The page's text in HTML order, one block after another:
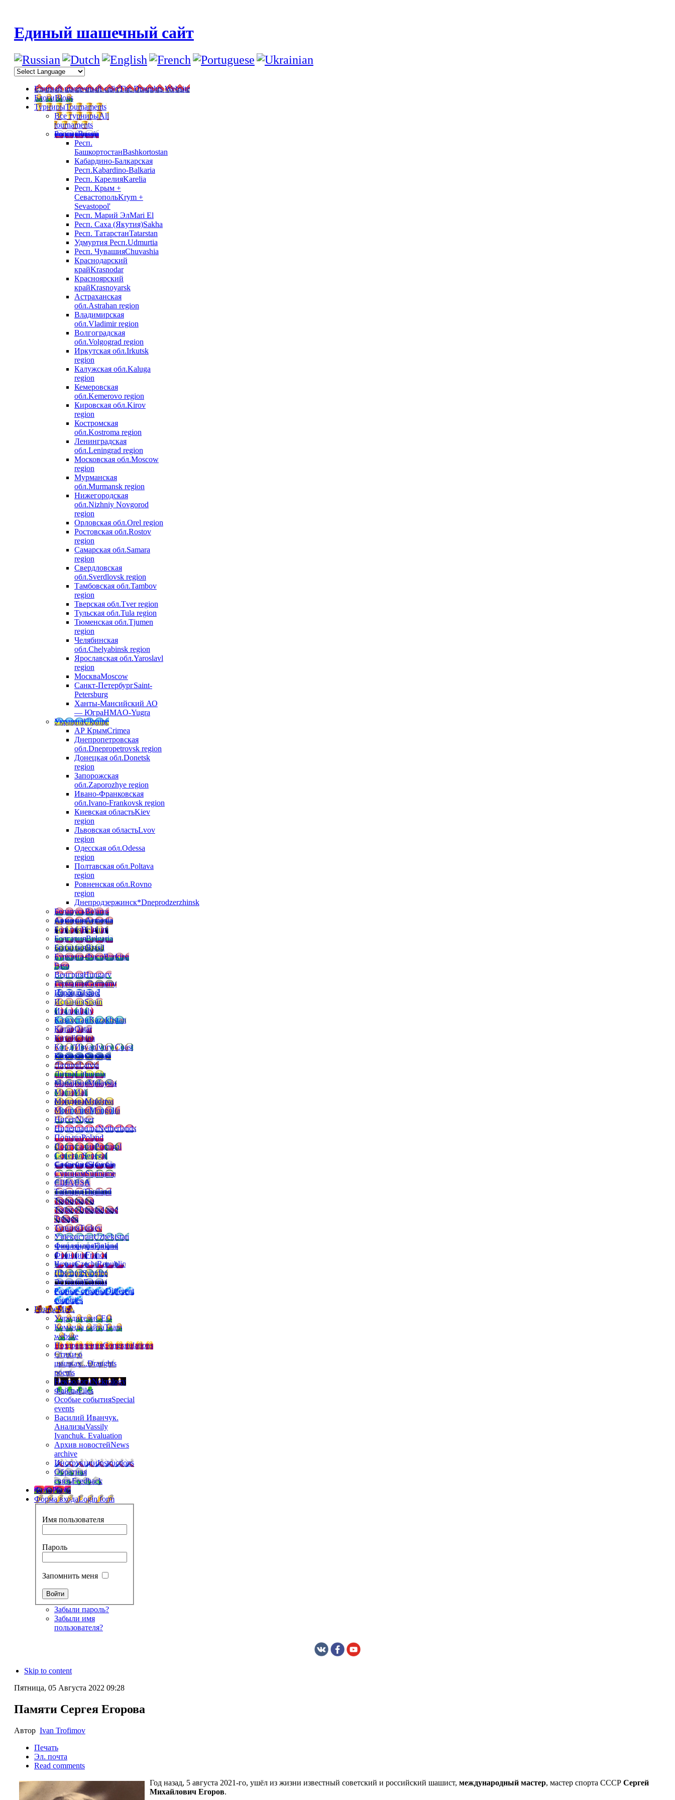
Единый шашечный сайт
Единый шашечный сайтThe Draughts Website
БлогиBlogs
ТурнирыTournaments
Все турнирыAll
tournaments
РоссияRussia
Респ.
БашкортостанBashkortostan
Кабардино-Балкарская
Респ.Kabardino-Balkaria
Респ. КарелияKarelia
Респ. Крым +
СевастопольKrym +
Sevastopol'
Респ. Марий ЭлMari El
Респ. Саха (Якутия)Sakha
Респ. ТатарстанTatarstan
Удмуртия Респ.Udmurtia
Респ. ЧувашияChuvashia
Краснодарский
крайKrasnodar
Красноярский
крайKrasnoyarsk
Астраханская
обл.Astrahan region
Владимирская
обл.Vladimir region
Волгоградская
обл.Volgograd region
Иркутская обл.Irkutsk
region
Калужская обл.Kaluga
region
Кемеровская
обл.Kemerovo region
Кировская обл.Kirov
region
Костромская
обл.Kostroma region
Ленинградская
обл.Leningrad region
Московская обл.Moscow
region
Мурманская
обл.Murmansk region
Нижегородская
обл.Nizhniy Novgorod
region
Орловская обл.Orel region
Ростовская обл.Rostov
region
Самарская обл.Samara
region
Свердловская
обл.Sverdlovsk region
Тамбовская обл.Tambov
region
Тверская обл.Tver region
Тульская обл.Tula region
Тюменская обл.Tjumen
region
Челябинская
обл.Chelyabinsk region
Ярославская обл.Yaroslavl
region
МоскваMoscow
Санкт-ПетербургSaint-
Petersburg
Ханты-Мансийский АО
— ЮграHMAO-Yugra
УкраинаUkraine
АР КрымCrimea
Днепропетровская
обл.Dnepropetrovsk region
Донецкая обл.Donetsk
region
Запорожская
обл.Zaporozhye region
Ивано-Франковская
обл.Ivano-Frankovsk region
Киевская областьKiev
region
Львовская областьLvov
region
Одесская обл.Odessa
region
Полтавская обл.Poltava
region
Ровненская обл.Rovno
region
Днепродзержинск*Dneprodzerzhinsk
БеларусьBelarus
АрменияArmenia
БельгияBelgium
БолгарияBulgaria
БразилияBrasil
Буркина-ФасоBurkina
Faso
ВенгрияHungary
ГерманияGermany
ИзраильIsrael
ИспанияSpain
ИталияItaly
КазахстанKazakhstan
КатарQatar
КитайChina
Кот-д'ИвуарIvory Coast
КюрасаоCuracao
ЛатвияLatvia
ЛитваLithuania
МалайзияMalaysia
МалиMali
МолдоваMoldova
МонголияMongolia
НигерNiger
НидерландыNetherlands
ПольшаPoland
ПортугалияPortugal
СенегалSenegal
СловенияSlovenia
СуринамSuriname
СШАUSA
ТайландThailand
Тринидад и
ТобагоTrinidad and
Tobago
ТурцияTurkey
УзбекистанUzbekistan
ФинляндияFinland
ФранцияFrance
ЧехияCzech Republic
ШвецияSweden
ЭстонияEstonia
Разные страныDifferent
countries
РазноеMisc.
УчредителиCEO
Команда сайтаTeam
website
ПоздравленияCongratulations
Стихи о
шашках...Draughts
poems
НекрологиNekrology
ФайлыFiles
Особые событияSpecial
events
Василий Иванчук.
АнализыVassily
Ivanchuk. Evaluation
Архив новостейNews
archive
ИнструкцииInstructions
Обратная
связьFeedback
ФотоPhoto
Форма входаLogin form
Имя пользователя
Пароль
Запомнить меня
Забыли пароль?
Забыли имя
пользователя?
Skip to content
Пятница, 05 Августа 2022 09:28
Памяти Сергея Егорова
Автор Ivan Trofimov
Печать
Эл. почта
Read comments
Год назад, 5 августа 2021-го, ушёл из жизни известный советский и российский шашист, ме­жду­на­род­ный мастер, мастер спорта СССР Сергей
Михайлович Егоров.